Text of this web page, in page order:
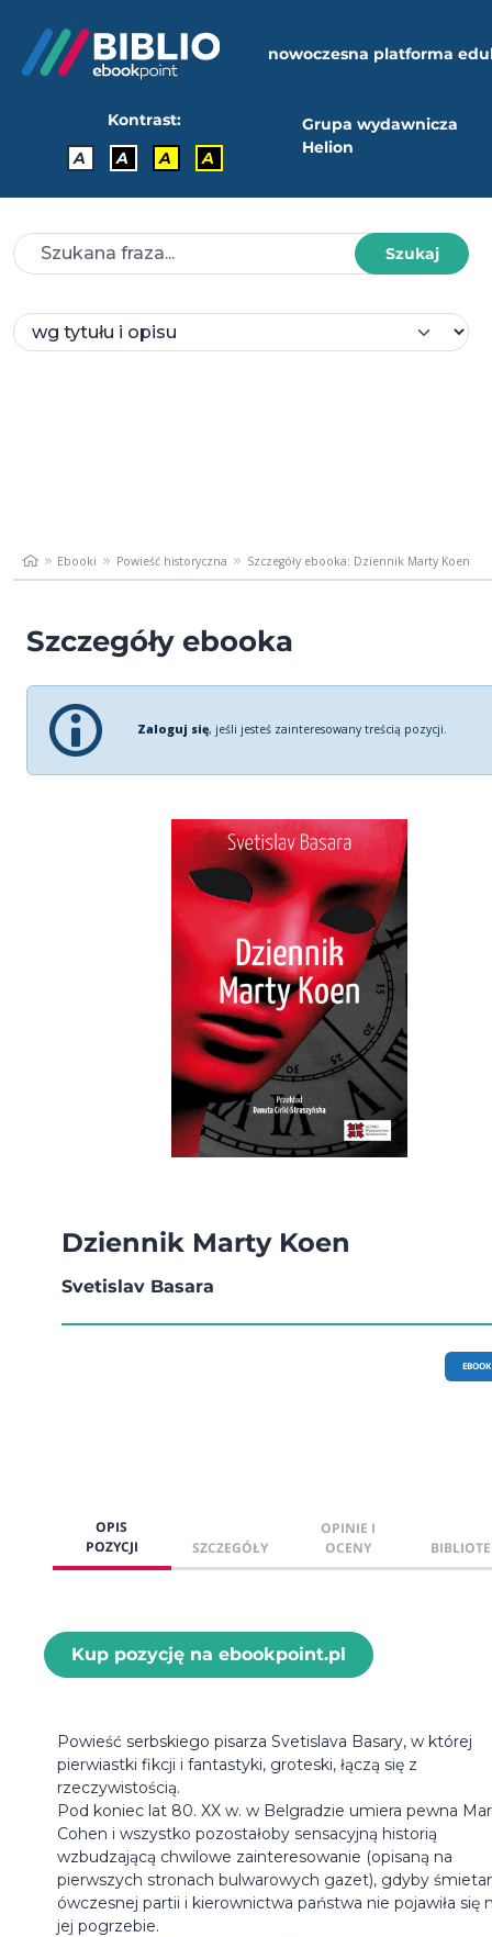
nowoczesna platforma
Kontrast:
A
A A A
Grupa wydawnicza
Helion
Szukaj
Ebooki Powieść historyczna Szczegóły ebooka: Dziennik Marty Koen
Szczegóły ebooka
Zaloguj się, jeśli jesteś zainteresowany treścią pozycji.
Dziennik Marty Koen
Svetislav Basara
EBOOK
OPIS
POZYCJI
SZCZEGÓŁY
OPINIE I
OCENY
Kup pozycję na ebookpoint.pl
Powieść serbskiego pisarza Svetislava Basary, w której
pierwiastki fikcji i fantastyki, groteski, łączą się z
rzeczywistością.
Pod koniec lat 80. XX w. w Belgradzie umiera pewna
Cohen i wszystko pozostałoby sensacyjną historią
wzbudzającą chwilowe zainteresowanie (opisaną na
pierwszych stronach bulwarowych gazet), gdyby
ówczesnej partii i kierownictwa państwa nie pojawiła się
jej pogrzebie.